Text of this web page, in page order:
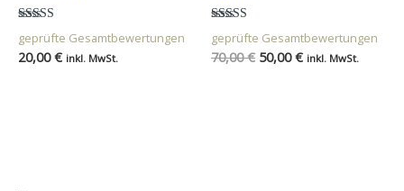
Bewertet mit
5.00
von 5
geprüfte Gesamtbewertungen
20,00€ inkl. MwSt.
Bewertet mit
5.00
von 5
geprüfte Gesamtbewertungen
70,00€ 50,00€ inkl. MwSt.